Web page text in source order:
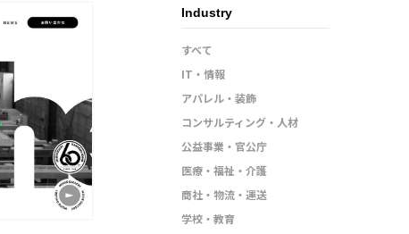
Industry
すべて
IT・情報
アパレル・装飾
コンサルティング・人材
公益事業・官公庁
医療・福祉・介護
商社・物流・運送
学校・教育